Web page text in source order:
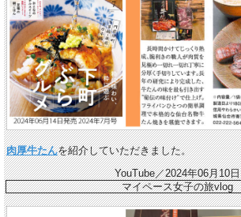
肉厚牛たんを紹介していただきました。
YouTube／2024年06月10日
マイペース女子の旅vlog